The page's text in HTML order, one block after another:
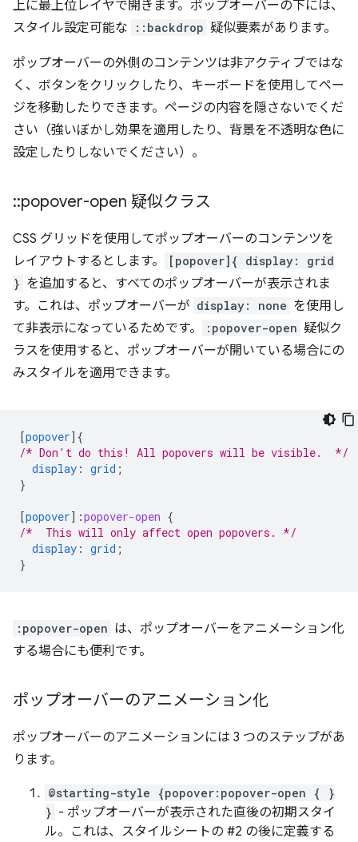
上に最上位レイヤで開きます。ポップオーバーの下には、
スタイル設定可能な
::backdrop 疑似要素があります。
ポップオーバーの外側のコンテンツは非アクティブではな
く、ボタンをクリックしたり、キーボードを使用してペー
ジを移動したりできます。ページの内容を隠さないでくだ
さい（強いぼかし効果を適用したり、背景を不透明な色に
設定したりしないでください）。
::popover-open 疑似クラス
CSS グリッドを使用してポップオーバーのコンテンツを
レイアウトするとします。
[popover]{ display: grid
} を追加すると、すべてのポップオーバーが表示されま
す。これは、ポップオーバーが display: none を使用し
て非表示になっているためです。
:popover-open 疑似ク
ラスを使用すると、ポップオーバーが開いている場合にの
みスタイルを適用できます。
[popover] {
/* Don't do this! All popovers will be visible.  */
display : grid ;
}
[popover] :popover-open {
/*  This will only affect open popovers. */
display : grid ;
}
:popover-open は、ポップオーバーをアニメーション化
する場合にも便利です。
ポップオーバーのアニメーション化
ポップオーバーのアニメーションには 3 つのステップがあ
ります。
@starting-style {popover:popover-open { }
} - ポップオーバーが表示された直後の初期スタイ
ル。これは、スタイルシートの #2 の後に定義する